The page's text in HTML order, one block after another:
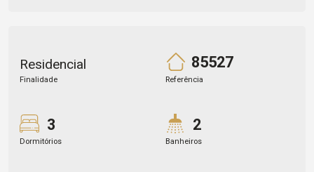
Residencial
Finalidade
85527
Referência
3
Dormitórios
2
Banheiros